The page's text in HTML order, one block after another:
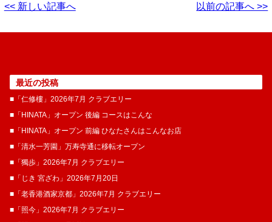
<< 新しい記事へ 以前の記事へ >>
最近の投稿
■「仁修樓」2026年7月 クラブエリー
■「HINATA」オープン 後編 コースはこんな
■「HINATA」オープン 前編 ひなたさんはこんなお店
■「清水一芳園」万寿寺通に移転オープン
■「獨歩」2026年7月 クラブエリー
■「じき 宮ざわ」2026年7月20日
■「老香港酒家京都」2026年7月 クラブエリー
■「照今」2026年7月 クラブエリー